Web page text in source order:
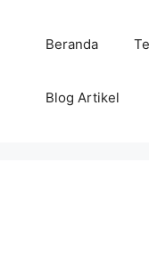
Beranda
Blog Artikel